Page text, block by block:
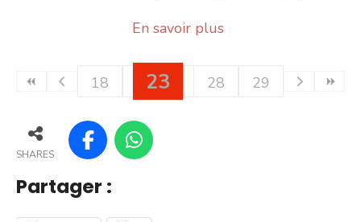
En savoir plus
18 19 20 21
23 24 26 27
28 29
SHARES
Partager :